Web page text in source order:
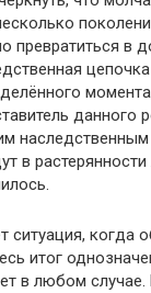
превратиться в
данного
в растерянности
ситуация, когда
итог
в любом